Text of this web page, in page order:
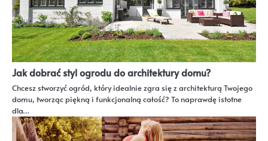
Jak dobrać styl ogrodu do architektury domu?
Chcesz stworzyć ogród, który idealnie zgra się z architekturą Twojego
domu, tworząc piękną i funkcjonalną całość? To naprawdę istotne
dla…